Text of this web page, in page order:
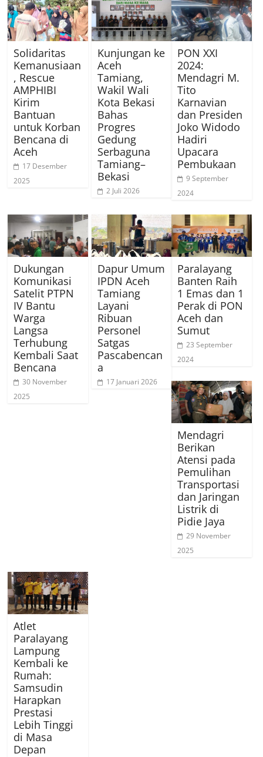
Solidaritas
Kemanusiaan
, Rescue
AMPHIBI
Kirim
Bantuan
untuk Korban
Bencana di
Aceh
17 Desember
2025
Kunjungan ke
Aceh
Tamiang,
Wakil Wali
Kota Bekasi
Bahas
Progres
Gedung
Serbaguna
Tamiang–
Bekasi
2 Juli 2026
PON XXI
2024:
Mendagri M.
Tito
Karnavian
dan Presiden
Joko Widodo
Hadiri
Upacara
Pembukaan
9 September
2024
Dukungan
Komunikasi
Satelit PTPN
IV Bantu
Warga
Langsa
Terhubung
Kembali Saat
Bencana
30 November
2025
Dapur Umum
IPDN Aceh
Tamiang
Layani
Ribuan
Personel
Satgas
Pascabencan
a
17 Januari 2026
Paralayang
Banten Raih
1 Emas dan 1
Perak di PON
Aceh dan
Sumut
23 September
2024
Mendagri
Berikan
Atensi pada
Pemulihan
Transportasi
dan Jaringan
Listrik di
Pidie Jaya
29 November
2025
Atlet
Paralayang
Lampung
Kembali ke
Rumah:
Samsudin
Harapkan
Prestasi
Lebih Tinggi
di Masa
Depan